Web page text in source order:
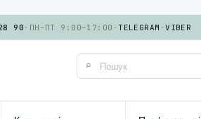
90 · ПН–ПТ 9:00–17:00 ·TELEGRAM ·VIBER
⌕